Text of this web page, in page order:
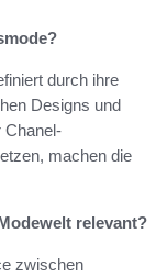
durch ihre
Designs und
Chanel-
machen die
relevant?
zwischen